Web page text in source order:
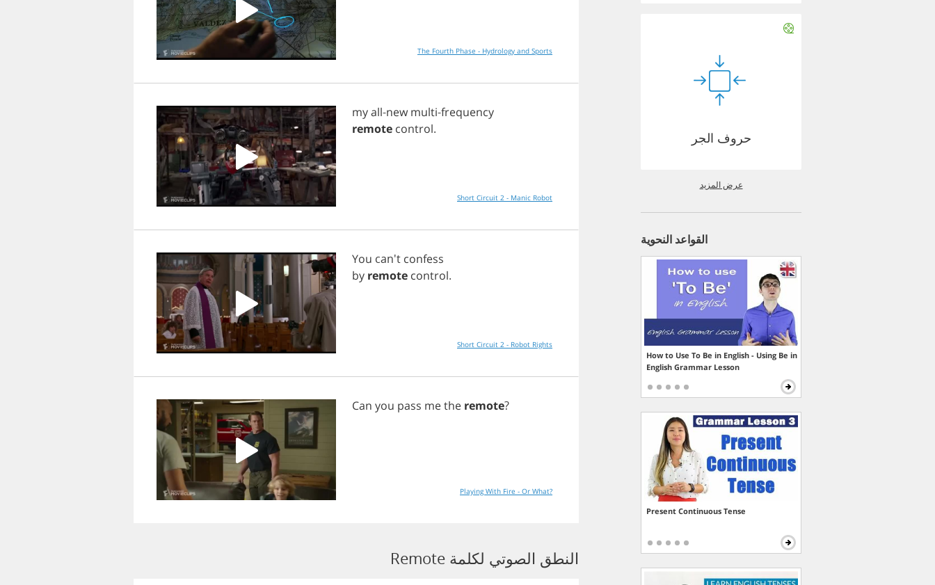
The Fourth Phase - Hydrology and Sports
myall-new multi-frequency
remote control.
Short Circuit 2 - Manic Robot
You can't confess
by remote control.
Short Circuit 2 - Robot Rights
Can you pass methe remote?
Playing With Fire - Or What?
النطق الصوتي لكلمة Remote
حروف الجر
عرض المزيد
القواعد النحوية
How to Use To Be in English - Using Be in
English Grammar Lesson
Present Continuous Tense